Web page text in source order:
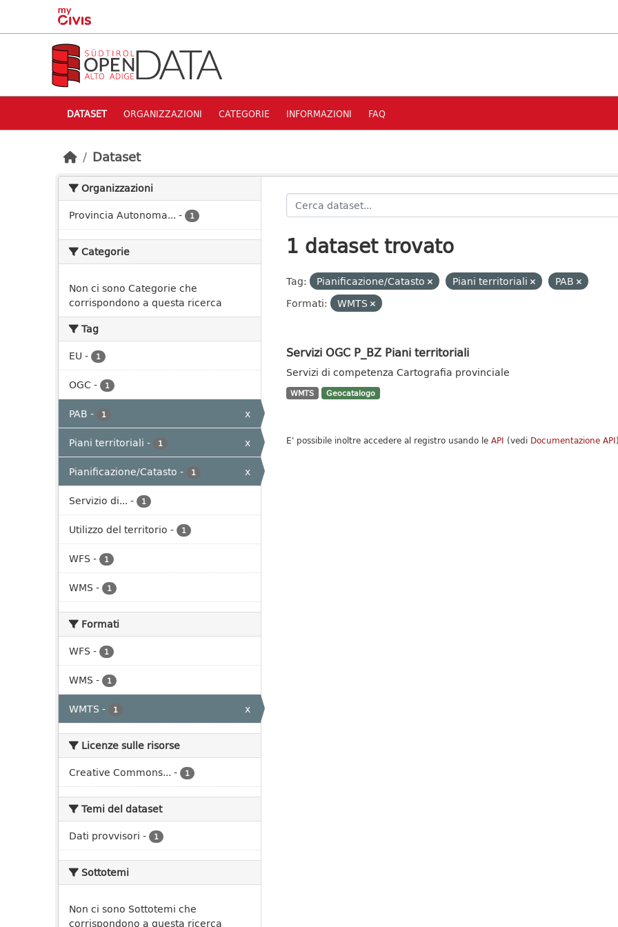
Skip to main content
DATASET ORGANIZZAZIONI CATEGORIE INFORMAZIONI FAQ
Dataset
Organizzazioni
Provincia Autonoma... - 1
Categorie
Non ci sono Categorie che
corrispondono a questa ricerca
Tag
EU - 1
OGC - 1
PAB - 1
x
Piani territoriali - 1
x
Pianificazione/Catasto - 1
x
Servizio di... - 1
Utilizzo del territorio - 1
WFS - 1
WMS - 1
Formati
WFS - 1
WMS - 1
WMTS - 1 x
Licenze sulle risorse
Creative Commons... - 1
Temi del dataset
Dati provvisori - 1
Sottotemi
Non ci sono Sottotemi che
corrispondono a questa ricerca
1 dataset trovato
Tag: Pianificazione/Catasto Piani territoriali
PAB
Formati:
WMTS
Servizi OGC P_BZ Piani territoriali
Servizi di competenza Cartografia provinciale
WMTS Geocatalogo
E' possibile inoltre accedere al registro usando le API (vedi Documentazione API